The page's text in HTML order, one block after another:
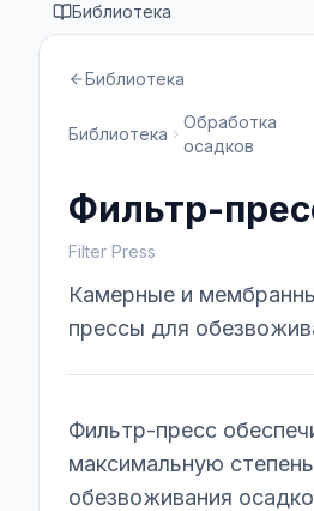
Библиотека
Библиотека
Библиотека
Обработка
осадков
Фильтр-
Filter Press
Камерные и
прессы для
Фильтр-пресс
максимальную степень
обезвоживания